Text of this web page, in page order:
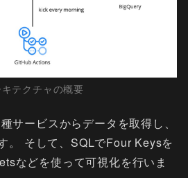
テクチャの概要
サービスからデータを取得し、
。 そして、SQLでFour Keysを
などを使って可視化を行いま